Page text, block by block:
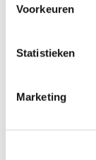
Voorkeuren
Statistieken
Marketing
Maandag t/